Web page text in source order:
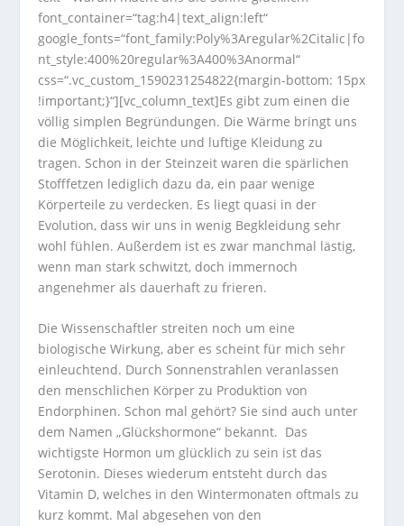
font_container=“tag:h4|text_align:left“
google_fonts=“font_family:Poly%3Aregular%2Citalic|fo
nt_style:400%20regular%3A400%3Anormal“
css=“.vc_custom_1590231254822{margin-bottom: 15px
!important;}“][vc_column_text]Es gibt zum einen die
völlig simplen Begründungen. Die Wärme bringt uns
die Möglichkeit, leichte und luftige Kleidung zu
tragen. Schon in der Steinzeit waren die spärlichen
Stofffetzen lediglich dazu da, ein paar wenige
Körperteile zu verdecken. Es liegt quasi in der
Evolution, dass wir uns in wenig Begkleidung sehr
wohl fühlen. Außerdem ist es zwar manchmal lästig,
wenn man stark schwitzt, doch immernoch
angenehmer als dauerhaft zu frieren.
Die Wissenschaftler streiten noch um eine
biologische Wirkung, aber es scheint für mich sehr
einleuchtend. Durch Sonnenstrahlen veranlassen
den menschlichen Körper zu Produktion von
Endorphinen. Schon mal gehört? Sie sind auch unter
dem Namen „Glückshormone“ bekannt. Das
wichtigste Hormon um glücklich zu sein ist das
Serotonin. Dieses wiederum entsteht durch das
Vitamin D, welches in den Wintermonaten oftmals zu
kurz kommt. Mal abgesehen von den